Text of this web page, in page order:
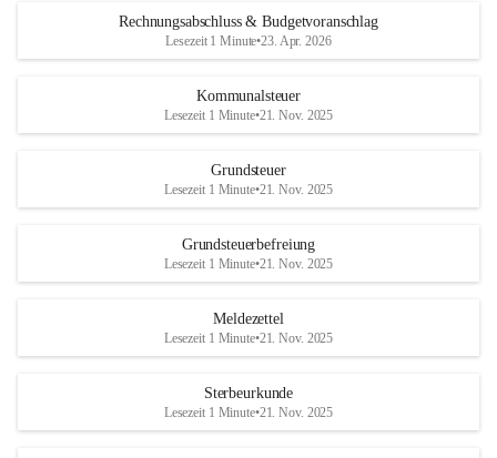
Rechnungsabschluss & Budgetvoranschlag
Lesezeit 1 Minute•23. Apr. 2026
Kommunalsteuer
Lesezeit 1 Minute•21. Nov. 2025
Grundsteuer
Lesezeit 1 Minute•21. Nov. 2025
Grundsteuerbefreiung
Lesezeit 1 Minute•21. Nov. 2025
Meldezettel
Lesezeit 1 Minute•21. Nov. 2025
Sterbeurkunde
Lesezeit 1 Minute•21. Nov. 2025